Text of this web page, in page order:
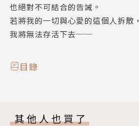
也絕對不可結合的告誡。
若將我的一切與心愛的這個人拆散，
我將無法存活下去──
目錄
其他人也買了